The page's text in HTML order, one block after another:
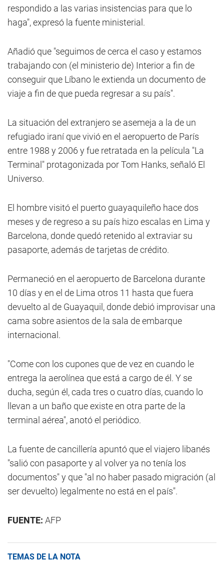
respondido a las varias insistencias para que lo
haga", expresó la fuente ministerial.
Añadió que "seguimos de cerca el caso y estamos
trabajando con (el ministerio de) Interior a fin de
conseguir que Líbano le extienda un documento de
viaje a fin de que pueda regresar a su país".
La situación del extranjero se asemeja a la de un
refugiado iraní que vivió en el aeropuerto de París
entre 1988 y 2006 y fue retratada en la película "La
Terminal" protagonizada por Tom Hanks, señaló El
Universo.
El hombre visitó el puerto guayaquileño hace dos
meses y de regreso a su país hizo escalas en Lima y
Barcelona, donde quedó retenido al extraviar su
pasaporte, además de tarjetas de crédito.
Permaneció en el aeropuerto de Barcelona durante
10 días y en el de Lima otros 11 hasta que fuera
devuelto al de Guayaquil, donde debió improvisar una
cama sobre asientos de la sala de embarque
internacional.
"Come con los cupones que de vez en cuando le
entrega la aerolínea que está a cargo de él. Y se
ducha, según él, cada tres o cuatro días, cuando lo
llevan a un baño que existe en otra parte de la
terminal aérea", anotó el periódico.
La fuente de cancillería apuntó que el viajero libanés
"salió con pasaporte y al volver ya no tenía los
documentos" y que "al no haber pasado migración (al
ser devuelto) legalmente no está en el país".
FUENTE: AFP
TEMAS DE LA NOTA